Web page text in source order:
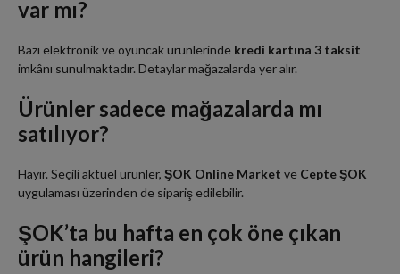
var mı?
Bazı elektronik ve oyuncak ürünlerinde kredi kartına 3 taksit
imkânı sunulmaktadır. Detaylar mağazalarda yer alır.
Ürünler sadece mağazalarda mı
satılıyor?
Hayır. Seçili aktüel ürünler, ŞOK Online Market ve Cepte ŞOK
uygulaması üzerinden de sipariş edilebilir.
ŞOK’ta bu hafta en çok öne çıkan
ürün hangileri?